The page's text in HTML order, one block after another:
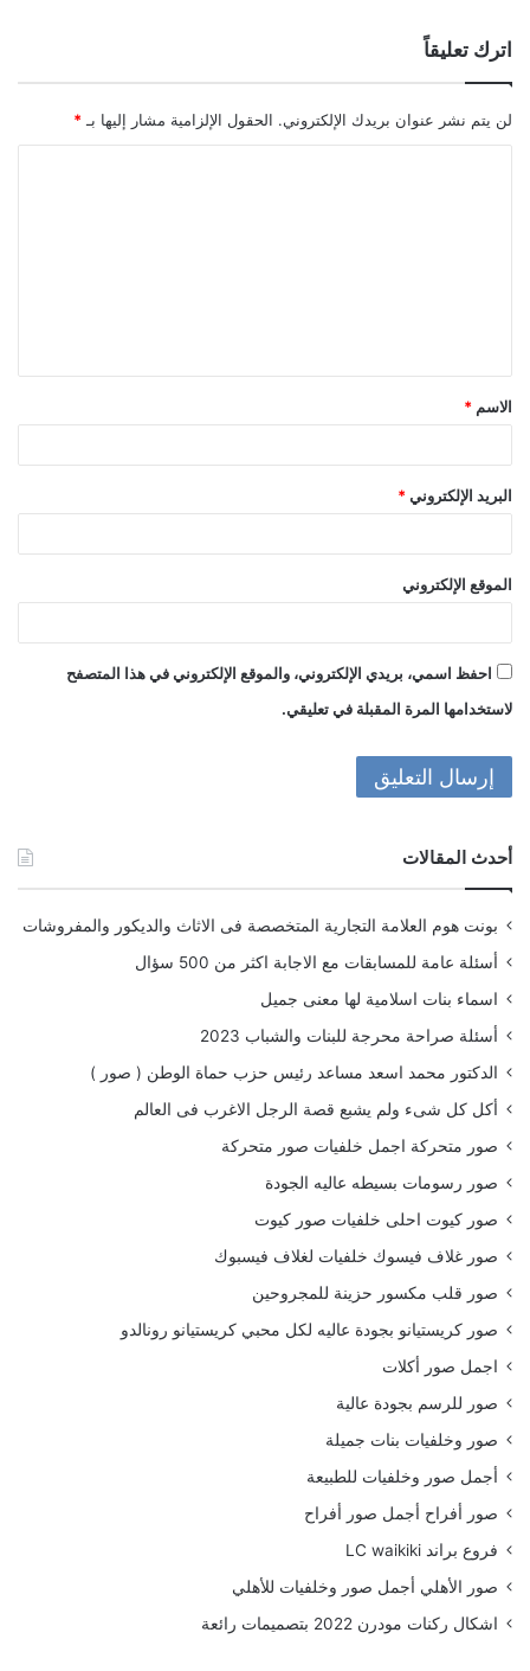
اترك تعليقاً
لن يتم نشر عنوان بريدك الإلكتروني. الحقول الإلزامية مشار إليها بـ *
ق
*
الاسم *
البريد الإلكتروني *
الموقع الإلكتروني
احفظ اسمي، بريدي الإلكتروني، والموقع الإلكتروني في هذا المتصفح
لاستخدامها المرة المقبلة في تعليقي.
أحدث المقالات
بونت هوم العلامة التجارية المتخصصة فى الاثاث والديكور والمفروشات
أسئلة عامة للمسابقات مع الاجابة اكثر من 500 سؤال
اسماء بنات اسلامية لها معنى جميل
أسئلة صراحة محرجة للبنات والشباب 2023
الدكتور محمد اسعد مساعد رئيس حزب حماة الوطن ( صور )
أكل كل شىء ولم يشبع قصة الرجل الاغرب فى العالم
صور متحركة اجمل خلفيات صور متحركة
صور رسومات بسيطه عاليه الجودة
صور كيوت احلى خلفيات صور كيوت
صور غلاف فيسوك خلفيات لغلاف فيسبوك
صور قلب مكسور حزينة للمجروحين
صور كريستيانو بجودة عاليه لكل محبي كريستيانو رونالدو
اجمل صور أكلات
صور للرسم بجودة عالية
صور وخلفيات بنات جميلة
أجمل صور وخلفيات للطبيعة
صور أفراح أجمل صور أفراح
فروع براند LC waikiki
صور الأهلي أجمل صور وخلفيات للأهلي
اشكال ركنات مودرن 2022 بتصميمات رائعة